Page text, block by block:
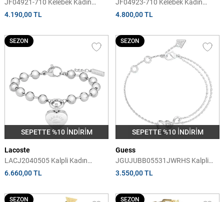
JF04921-710 Kelebek Kadın
Bileklik
4.190,00 TL
JF04923-710 Kelebek Kadın
Bileklik
4.800,00 TL
SEPETTE %10 İNDİRİM
SEZON
Lacoste
LACJ2040505 Kalpli Kadın
Bileklik
6.660,00 TL
SEPETTE %10 İNDİRİM
SEZON
Guess
JGUJUBB05531JWRHS Kalpli
Kadın Bileklik
3.550,00 TL
SEZON SEZON